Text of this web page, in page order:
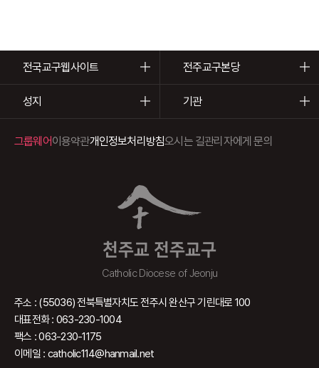
전국교구웹사이트 전주교구본당
성지 기관
천주교 전주교구
Catholic Diocese of Jeonju
그룹웨어이용약관개인정보처리방침오시는 길관리자에게 문의
주소 : (55036) 전북특별자치도 전주시 완산구 기린대로 100
대표전화 : 063-230-1004
팩스 : 063-230-1175
이메일 : catholic114@hanmail.net